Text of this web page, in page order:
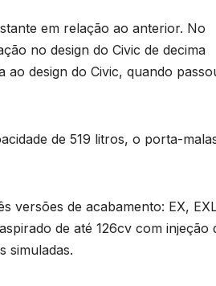
em relação ao anterior. No
no design do Civic de decima
ao design do Civic, quando
de 519 litros, o porta-
versões de acabamento: EX,
de até 126cv com injeção
simuladas.